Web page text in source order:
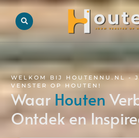
WELKOM BIJ HOUTENNU.NL -
VENSTER OP HOUTEN!
Waar Houten
Ontdek en